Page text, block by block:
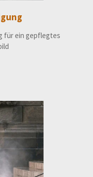
für ein gepflegtes